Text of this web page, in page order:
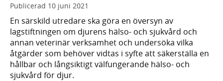
Publicerad 10 juni 2021
En särskild utredare ska göra en översyn av
lagstiftningen om djurens hälso- och sjukvård och
annan veterinär verksamhet och undersöka vilka
åtgärder som behöver vidtas i syfte att säkerställa en
hållbar och långsiktigt välfungerande hälso- och
sjukvård för djur.